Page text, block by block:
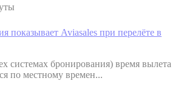
показывает Aviasales при перелёте в
системах бронирования) время вылета
по местному времен...